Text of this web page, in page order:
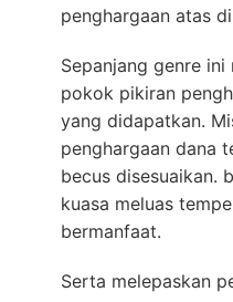
penghargaan atas
Sepanjang genre ini
pokok pikiran
yang didapatkan.
penghargaan dana
becus disesuaikan.
kuasa meluas
bermanfaat.
Serta melepaskan